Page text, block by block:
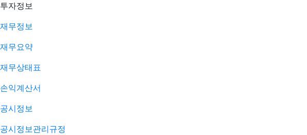
투자정보
재무정보
재무요약
재무상태표
손익계산서
공시정보
공시정보관리규정